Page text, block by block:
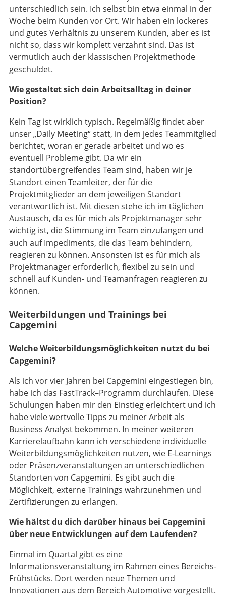
unterschiedlich sein. Ich selbst bin etwa einmal in der
Woche beim Kunden vor Ort. Wir haben ein lockeres
und gutes Verhältnis zu unserem Kunden, aber es ist
nicht so, dass wir komplett verzahnt sind. Das ist
vermutlich auch der klassischen Projektmethode
geschuldet.
Wie gestaltet sich dein Arbeitsalltag in deiner
Position?
Kein Tag ist wirklich typisch. Regelmäßig findet aber
unser „Daily Meeting“ statt, in dem jedes Teammitglied
berichtet, woran er gerade arbeitet und wo es
eventuell Probleme gibt. Da wir ein
standortübergreifendes Team sind, haben wir je
Standort einen Teamleiter, der für die
Projektmitglieder an dem jeweiligen Standort
verantwortlich ist. Mit diesen stehe ich im täglichen
Austausch, da es für mich als Projektmanager sehr
wichtig ist, die Stimmung im Team einzufangen und
auch auf Impediments, die das Team behindern,
reagieren zu können. Ansonsten ist es für mich als
Projektmanager erforderlich, flexibel zu sein und
schnell auf Kunden- und Teamanfragen reagieren zu
können.
Weiterbildungen und Trainings bei
Capgemini
Welche Weiterbildungsmöglichkeiten nutzt du bei
Capgemini?
Als ich vor vier Jahren bei Capgemini eingestiegen bin,
habe ich das FastTrack–Programm durchlaufen. Diese
Schulungen haben mir den Einstieg erleichtert und ich
habe viele wertvolle Tipps zu meiner Arbeit als
Business Analyst bekommen. In meiner weiteren
Karrierelaufbahn kann ich verschiedene individuelle
Weiterbildungsmöglichkeiten nutzen, wie E-Learnings
oder Präsenzveranstaltungen an unterschiedlichen
Standorten von Capgemini. Es gibt auch die
Möglichkeit, externe Trainings wahrzunehmen und
Zertifizierungen zu erlangen.
Wie hältst du dich darüber hinaus bei Capgemini
über neue Entwicklungen auf dem Laufenden?
Einmal im Quartal gibt es eine
Informationsveranstaltung im Rahmen eines Bereichs-
Frühstücks. Dort werden neue Themen und
Innovationen aus dem Bereich Automotive vorgestellt.